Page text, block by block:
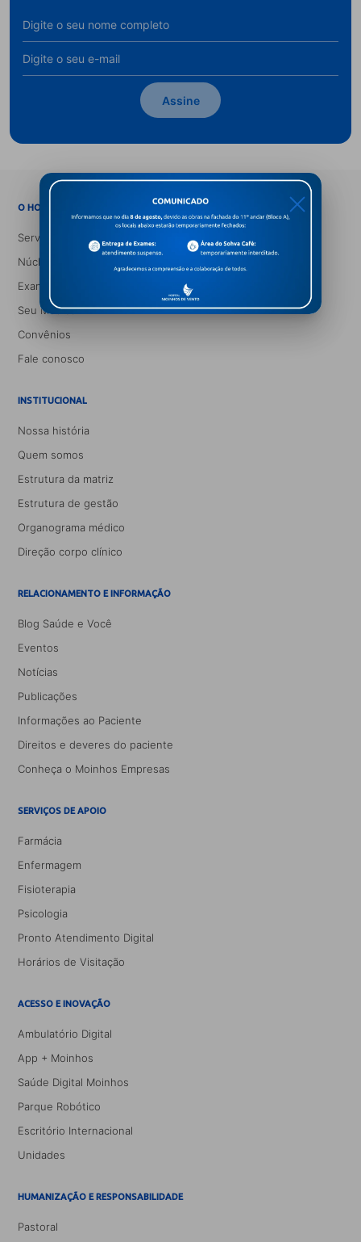
Assine
O HOSPITAL
Serviços Médicos
Núcleos e Especialidades
Exames
Seu Médico
Convênios
Fale conosco
INSTITUCIONAL
Nossa história
Quem somos
Estrutura da matriz
Estrutura de gestão
Organograma médico
Direção corpo clínico
RELACIONAMENTO E INFORMAÇÃO
Blog Saúde e Você
Eventos
Notícias
Publicações
Informações ao Paciente
Direitos e deveres do paciente
Conheça o Moinhos Empresas
SERVIÇOS DE APOIO
Farmácia
Enfermagem
Fisioterapia
Psicologia
Pronto Atendimento Digital
Horários de Visitação
ACESSO E INOVAÇÃO
Ambulatório Digital
App + Moinhos
Saúde Digital Moinhos
Parque Robótico
Escritório Internacional
Unidades
HUMANIZAÇÃO E RESPONSABILIDADE
Pastoral
X